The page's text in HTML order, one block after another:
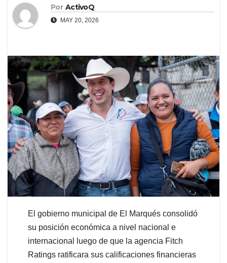
Por ActivoQ
MAY 20, 2026
El gobierno municipal de El Marqués consolidó
su posición económica a nivel nacional e
internacional luego de que la agencia Fitch
Ratings ratificara sus calificaciones financieras